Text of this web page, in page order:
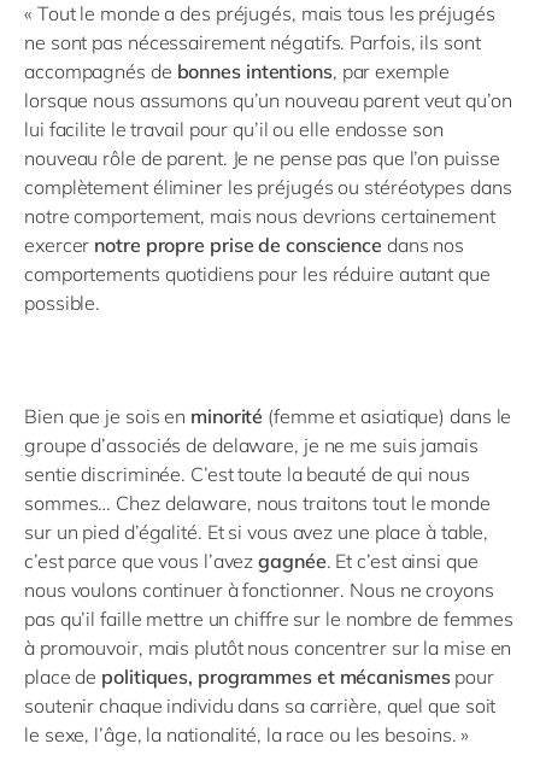
« Tout le monde a des préjugés, mais tous les préjugés
ne sont pas nécessairement négatifs. Parfois, ils sont
accompagnés de bonnes intentions, par exemple
lorsque nous assumons qu’un nouveau parent veut qu’on
lui facilite le travail pour qu’il ou elle endosse son
nouveau rôle de parent. Je ne pense pas que l’on puisse
complètement éliminer les préjugés ou stéréotypes dans
notre comportement, mais nous devrions certainement
exercer notre propre prise de conscience dans nos
comportements quotidiens pour les réduire autant que
possible.
Bien que je sois en minorité (femme et asiatique) dans le
groupe d’associés de delaware, je ne me suis jamais
sentie discriminée. C’est toute la beauté de qui nous
sommes… Chez delaware, nous traitons tout le monde
sur un pied d’égalité. Et si vous avez une place à table,
c’est parce que vous l’avezgagnée. Et c’est ainsi que
nous voulons continuer à fonctionner. Nous ne croyons
pas qu’il faille mettre un chiffre sur le nombre de femmes
à promouvoir, mais plutôt nous concentrer sur la mise en
place de politiques, programmes et mécanismes pour
soutenir chaque individu dans sa carrière, quel que soit
le sexe, l’âge, la nationalité, la race ou les besoins. »